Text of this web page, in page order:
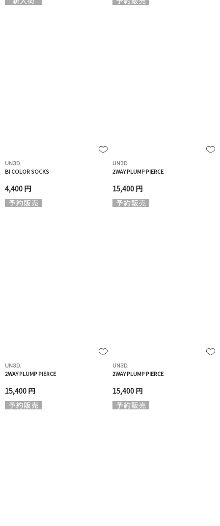
UN3D.
BI COLOR SOCKS
4,400 円
UN3D.
2WAY PLUMP PIERCE
15,400 円
UN3D.
2WAY PLUMP PIERCE
15,400 円
UN3D.
2WAY PLUMP PIERCE
15,400 円